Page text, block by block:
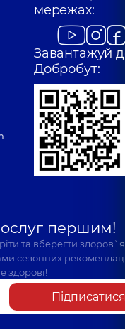
мережах:
Завантажуй
Добробут:
першим!
та вберегти
сезонних
здорові!
Підписатися